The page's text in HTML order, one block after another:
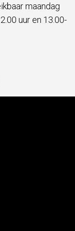
maandag
uur en 13.00-